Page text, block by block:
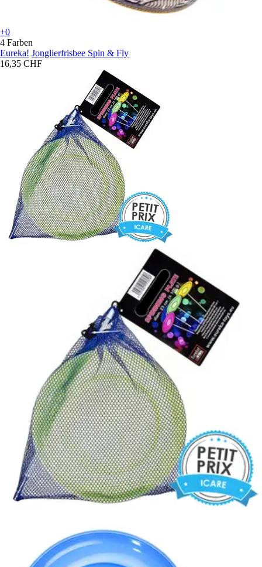
+0
4 Farben
Eureka! Jonglierfrisbee Spin & Fly
16,35 CHF